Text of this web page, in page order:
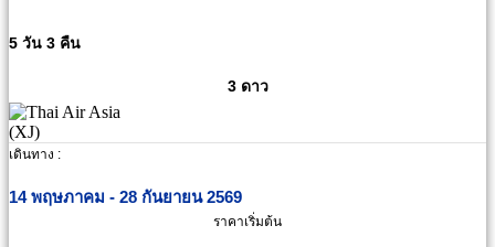
5 วัน 3 คืน
3 ดาว
เดินทาง :
14 พฤษภาคม - 28 กันยายน 2569
ราคาเริ่มต้น